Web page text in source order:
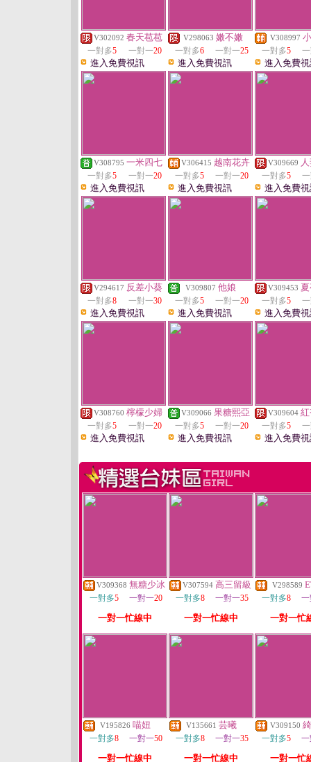
V302092 春天苞苞
一對多5 一對一20
進入免費視訊
V298063 嫩不嫩
一對多6 一對一25
進入免費視訊
V308997
一對多5
進入免費
V308795 一米四七
一對多5 一對一20
進入免費視訊
V306415 越南花卉
一對多5 一對一20
進入免費視訊
V309669
一對多5
進入免費
V294617 反差小葵
一對多8 一對一30
進入免費視訊
V309807 他娘
一對多5 一對一20
進入免費視訊
V309453
一對多5
進入免費
V308760 檸檬少婦
一對多5 一對一20
進入免費視訊
V309066 果糖熙亞
一對多5 一對一20
進入免費視訊
V309604
一對多5
進入免費
V309368 無糖少冰
一對多5 一對一20
一對一忙線中
V307594 高三留級
一對多8 一對一35
一對一忙線中
V298589
一對多8
一對一忙
V195826 喵妞
一對多8 一對一50
一對一忙線中
V135661 芸曦
一對多8 一對一35
一對一忙線中
V309150
一對多5
一對一忙